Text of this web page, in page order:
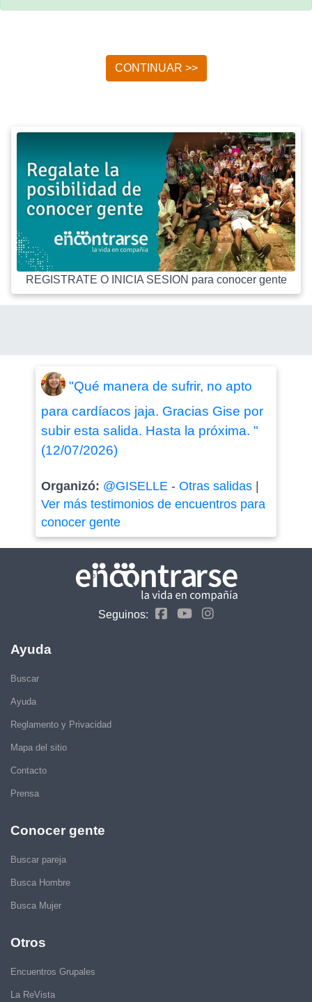
CONTINUAR >>
REGISTRATE O INICIA SESION para conocer gente
"Qué manera de sufrir, no apto
para cardíacos jaja. Gracias Gise por
subir esta salida. Hasta la próxima. "
(12/07/2026)
Organizó: @GISELLE- Otras salidas|
Ver más testimonios de encuentros para
conocer gente
Seguinos:
Ayuda
Buscar
Ayuda
Reglamento y Privacidad
Mapa del sitio
Contacto
Prensa
Conocer gente
Buscar pareja
Busca Hombre
Busca Mujer
Otros
Encuentros Grupales
La ReVista